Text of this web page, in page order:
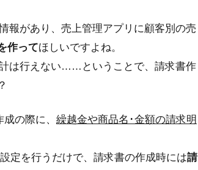
報があり、売上管理アプリに顧客別の売
作ってほしいですよね。
は行えない……ということで、請求書作
の際に、 繰越金や商品名･金額の請求明
定を行うだけで、請求書の作成時には請